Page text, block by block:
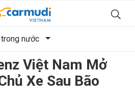
nước
Việt Nam Mở
Xe Sau Bão